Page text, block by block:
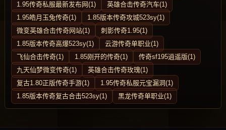
1.95传奇私服最新发布网(1)
英雄合击传奇汽车(1)
1.95皓月玉兔传奇(1)
1.85版本传奇攻城523sy(1)
微变英雄合击传奇网站(1)
刺影传奇1.95(1)
1.85版本传奇高爆523sy(1)
云游传奇单职业(1)
飞仙合击传奇(1)
1.85刚开的传奇(1)
传奇sf195逍遥版(1)
九天仙梦微变传奇(1)
英雄合击传奇玫瑰(1)
复古1.80正版传奇手游(1)
1.95传奇私服元宝漏洞(1)
1.85版本传奇复古合击523sy(1)
黑龙传奇单职业(1)